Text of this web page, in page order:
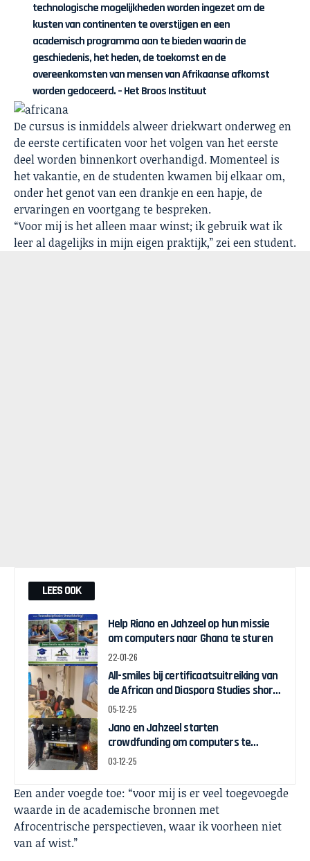
technologische mogelijkheden worden ingezet om de
kusten van continenten te overstijgen en een
academisch programma aan te bieden waarin de
geschiedenis, het heden, de toekomst en de
overeenkomsten van mensen van Afrikaanse afkomst
worden gedoceerd. – Het Broos Instituut
De cursus is inmiddels alweer driekwart onderweg en
de eerste certificaten voor het volgen van het eerste
deel worden binnenkort overhandigd. Momenteel is
het vakantie, en de studenten kwamen bij elkaar om,
onder het genot van een drankje en een hapje, de
ervaringen en voortgang te bespreken.
“Voor mij is het alleen maar winst; ik gebruik wat ik
leer al dagelijks in mijn eigen praktijk,” zei een student.
LEES OOK
Help Riano en Jahzeel op hun missie
om computers naar Ghana te sturen
22-01-26
All-smiles bij certificaatsuitreiking van
de African and Diaspora Studies short
course van Het Broos Instituut
05-12-25
Jano en Jahzeel starten
crowdfunding om computers te
sturen naar Ghanese uni
03-12-25
Een ander voegde toe: “voor mij is er veel toegevoegde
waarde in de academische bronnen met
Afrocentrische perspectieven, waar ik voorheen niet
van af wist.”